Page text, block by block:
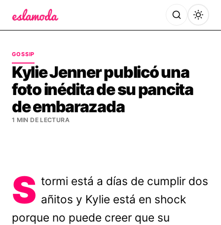
GOSSIP
Kylie Jenner publicó una
foto inédita de su pancita
de embarazada
1 MIN DE LECTURA
S tormi está a días de cumplir dos
añitos y Kylie está en shock
porque no puede creer que su